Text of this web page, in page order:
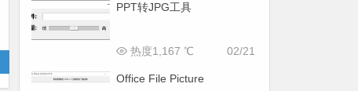
PPT转JPG工具
02/21
热度1,167 ℃
Office File Picture